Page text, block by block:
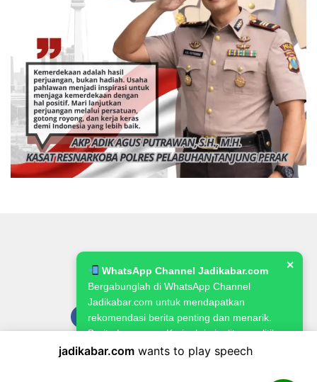
Pedoman Media Siber Kode Etik Jurnalistik
jadikabar.com wants to play speech
WhatsApp Channel Jadikabar.com
Bergabunglah di WhatsApp Channel
Jadikabar.com untuk mendapatkan
rekomendasi berita penting dan menarik.
Berita Lowongan Kerja, kriminalitas, politik,
pemerintahan, pertanian & ketahanan
✕